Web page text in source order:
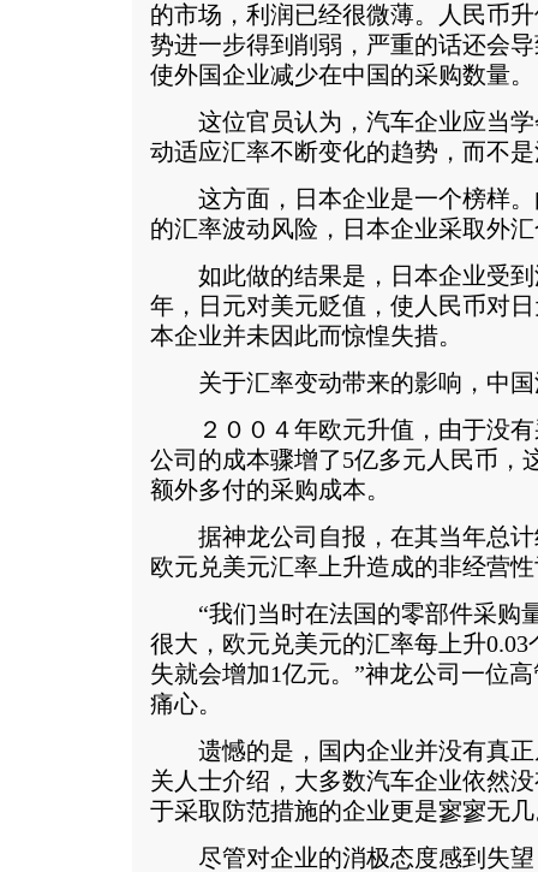
的市场，利润已经很微薄。人民币
势进一步得到削弱，严重的话还会
使外国企业减少在中国的采购数量。
这位官员认为，汽车企业应当学
动适应汇率不断变化的趋势，而不
这方面，日本企业是一个榜样。
的汇率波动风险，日本企业采取外
如此做的结果是，日本企业受到
年，日元对美元贬值，使人民币对
本企业并未因此而惊惶失措。
关于汇率变动带来的影响，中国
２００４年欧元升值，由于没有
公司的成本骤增了5亿多元人民币，
额外多付的采购成本。
据神龙公司自报，在其当年总计
欧元兑美元汇率上升造成的非经营
“我们当时在法国的零部件采购
很大，欧元兑美元的汇率每上升
失就会增加1亿元。”神龙公司一位
痛心。
遗憾的是，国内企业并没有真正
关人士介绍，大多数汽车企业依然
于采取防范措施的企业更是寥寥无
尽管对企业的消极态度感到失望